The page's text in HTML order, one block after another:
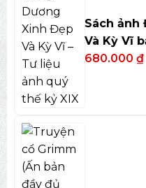
Sách ảnh
Và Kỳ Vĩ
680.000 ₫